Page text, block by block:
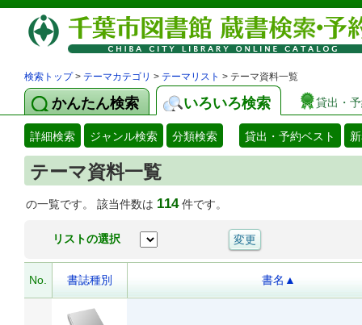
検索トップ> テーマカテゴリ > テーマリスト > テーマ資料一覧
かんたん検索 いろいろ検索 貸出・
詳細検索 ジャンル検索 分類検索 貸出・予約ベスト
テーマ資料一覧
の一覧です。 該当件数は 114件です。
リストの選択
No. 書誌種別 書名▲